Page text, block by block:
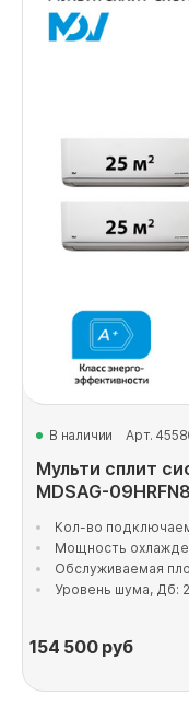
В наличии Арт.
Мульти сплит
MDSAG-
Кол-во
Мощность
Обслуживаемая
Уровень шума, Дб:
154 500руб